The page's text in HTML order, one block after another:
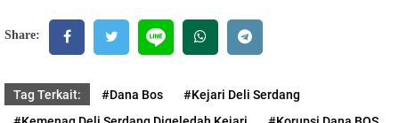
Share:
Tag Terkait: #Dana Bos
#Kejari Deli Serdang